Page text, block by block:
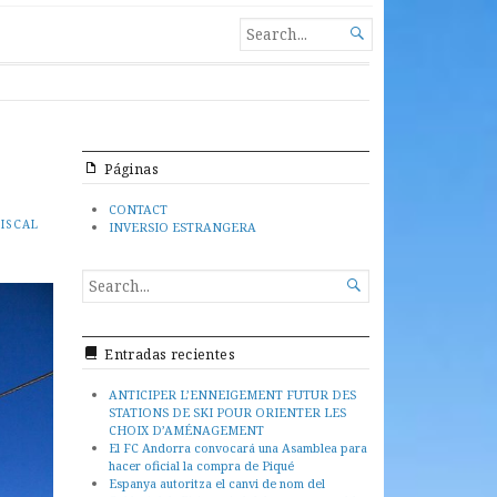
safe. With an excellent
of the Principality of
without a work
BOTH PEOPLE FROM NEIGHBOURING
TO SETTLE IN A COUNTRY WHICH IS
PEOPLE ARE INTERESTED IN ANDORRAN
SEARCH
FOR...

Páginas
CONTACT
INVERSIO ESTRANGERA
SEARCH
FOR...

Entradas recientes
ANTICIPER L’ENNEIGEMENT FUTUR DES
STATIONS DE SKI POUR ORIENTER LES
CHOIX D’AMÉNAGEMENT
El FC Andorra convocará una Asamblea para
hacer oficial la compra de Piqué
Espanya autoritza el canvi de nom del